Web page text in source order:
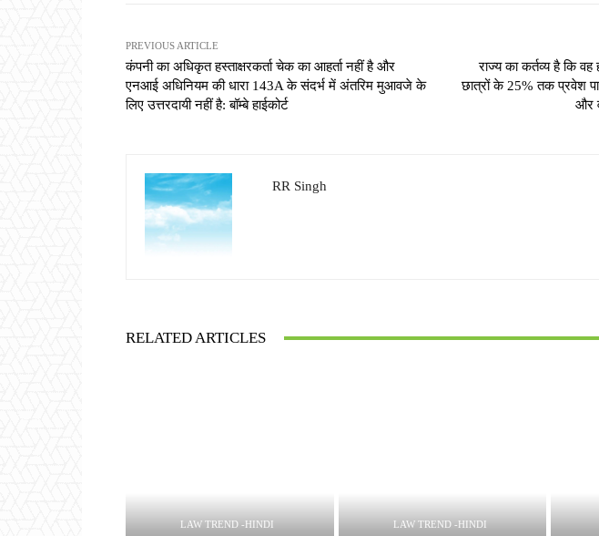
PREVIOUS ARTICLE
कंपनी का अधिकृत हस्ताक्षरकर्ता चेक का आहर्ता नहीं है और
एनआई अधिनियम की धारा 143A के संदर्भ में अंतरिम मुआवजे के
लिए उत्तरदायी नहीं है: बॉम्बे हाईकोर्ट
राज्य का कर्तव्य है कि
छात्रों के 25% तक प्रवेश
और
RR Singh
RELATED ARTICLES
LAW TREND -HINDI
LAW TREND -HINDI